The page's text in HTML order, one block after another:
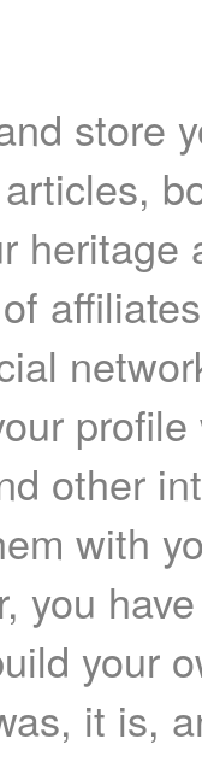
store
heritage
other
with
you
your
it is,